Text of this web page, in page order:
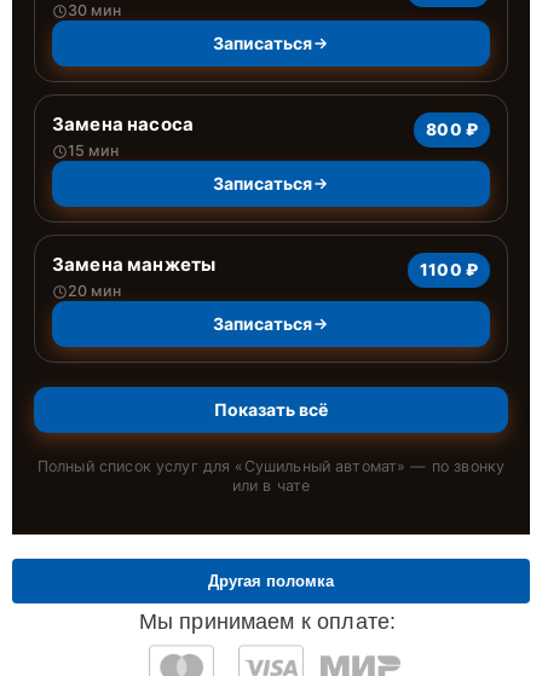
30 мин
Записаться
Замена насоса
15 мин
800 ₽
Записаться
Замена манжеты
20 мин
1100 ₽
Записаться
Показать всё
Полный список услуг для « Сушильный автомат» — по звонку
или в чате
Мы принимаем к оплате:
Другая поломка